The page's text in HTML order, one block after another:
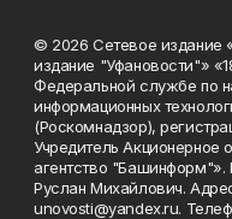
© 2026 Сетевое издание
издание "Уфановости"»
Федеральной службе по
информационных
(Роскомнадзор),
Учредитель
агентство
Руслан Михайлович.
unovosti@yandex.ru.